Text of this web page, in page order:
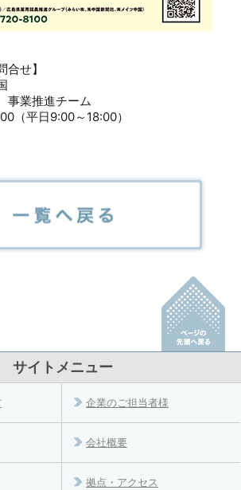
合せ】
業推進チーム
（平日9:00～18:00）
サイトメニュー
企業のご担当者様
会社概要
拠点・アクセス